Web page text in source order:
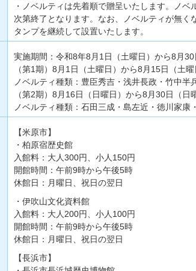
・ノベルティは先着順で贈呈いたします。ノベ
次第終了となります。なお、ノベルティが無く
タンプを継続して設置いたします。
実施期間：令和8年8月1日（土曜日）から8月30
（第1期）8月1日（土曜日）から8月15日（土曜
ノベルティ種類：豊臣秀吉・浅井長政・竹中半
（第2期）8月16日（日曜日）から8月30日（日
ノベルティ種類：石田三成・島左近・徳川家康
【米原市】
・柏原宿歴史館
入館料：大人300円、小人150円
開館時間：午前9時から午後5時
休館日：月曜日、祝日の翌日
・伊吹山文化資料館
入館料：大人200円、小人100円
開館時間：午前9時から午後5時
休館日：月曜日、祝日の翌日
【長浜市】